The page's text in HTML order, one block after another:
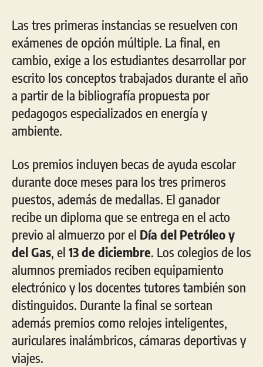
Las tres primeras instancias se resuelven con
exámenes de opción múltiple. La final, en
cambio, exige a los estudiantes desarrollar por
escrito los conceptos trabajados durante el año
a partir de la bibliografía propuesta por
pedagogos especializados en energía y
ambiente.
Los premios incluyen becas de ayuda escolar
durante doce meses para los tres primeros
puestos, además de medallas. El ganador
recibe un diploma que se entrega en el acto
previo al almuerzo por el Día del Petróleo y
del Gas, el 13 de diciembre. Los colegios de los
alumnos premiados reciben equipamiento
electrónico y los docentes tutores también son
distinguidos. Durante la final se sortean
además premios como relojes inteligentes,
auriculares inalámbricos, cámaras deportivas y
viajes.